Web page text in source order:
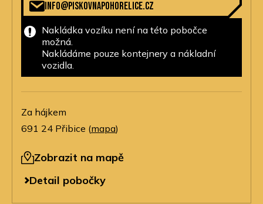
info@piskovnapohorelice.cz
Nakládka vozíku není na této pobočce
možná.
Nakládáme pouze kontejnery a nákladní
vozidla.
Za hájkem
691 24 Přibice (mapa)
Zobrazit na mapě
Detail pobočky